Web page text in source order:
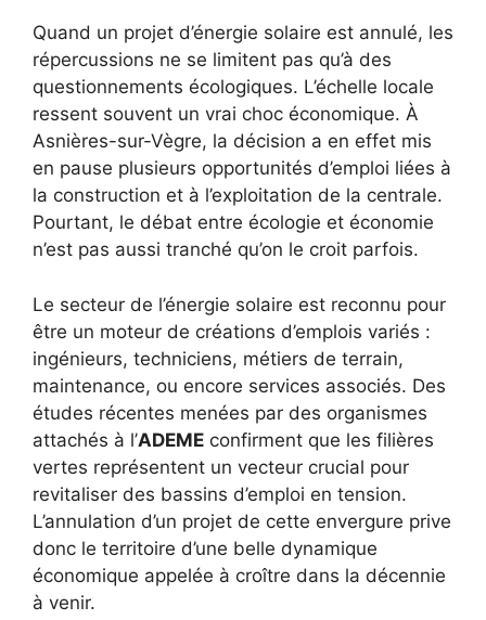
Quand un projet d’énergie solaire est annulé, les
répercussions ne se limitent pas qu’à des
questionnements écologiques. L’échelle locale
ressent souvent un vrai choc économique. À
Asnières-sur-Vègre, la décision a en effet mis
en pause plusieurs opportunités d’emploi liées à
la construction et à l’exploitation de la centrale.
Pourtant, le débat entre écologie et économie
n’est pas aussi tranché qu’on le croit parfois.
Le secteur de l’énergie solaire est reconnu pour
être un moteur de créations d’emplois variés :
ingénieurs, techniciens, métiers de terrain,
maintenance, ou encore services associés. Des
études récentes menées par des organismes
attachés à l’ADEME confirment que les filières
vertes représentent un vecteur crucial pour
revitaliser des bassins d’emploi en tension.
L’annulation d’un projet de cette envergure prive
donc le territoire d’une belle dynamique
économique appelée à croître dans la décennie
à venir.